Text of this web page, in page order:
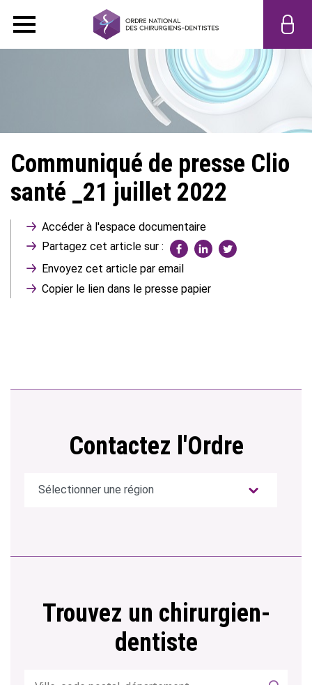
Communiqué de presse Clio
santé _21 juillet 2022
Accéder à l'espace documentaire
Partagez cet article sur :
Envoyez cet article par email
Copier le lien dans le presse papier
Contactez l'Ordre
Trouvez un chirurgien-
dentiste